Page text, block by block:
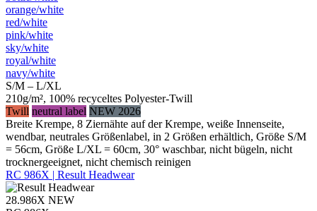
orange/​white
red/​white
pink/​white
sky/​white
royal/​white
navy/​white
S/M – L/XL
210g/m², 100% recyceltes Polyester-Twill
Twill neutral label NEW 2026
Breite Krempe, 8 Ziernähte auf der Krempe, weiße Innenseite,
wendbar, neutrales Größenlabel, in 2 Größen erhältlich, Größe S/M
= 56cm, Größe L/XL = 60cm, 30° waschbar, nicht bügeln, nicht
trocknergeeignet, nicht chemisch reinigen
RC 986X | Result Headwear
28.986X NEW